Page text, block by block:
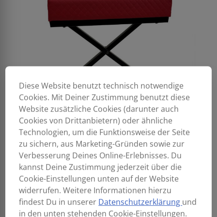
Diese Website benutzt technisch notwendige
Cookies. Mit Deiner Zustimmung benutzt diese
Website zusätzliche Cookies (darunter auch
Cookies von Drittanbietern) oder ähnliche
Technologien, um die Funktionsweise der Seite
zu sichern, aus Marketing-Gründen sowie zur
Verbesserung Deines Online-Erlebnisses. Du
kannst Deine Zustimmung jederzeit über die
Cookie-Einstellungen unten auf der Website
widerrufen. Weitere Informationen hierzu
findest Du in unserer Datenschutzerklärung und
in den unten stehenden Cookie-Einstellungen.